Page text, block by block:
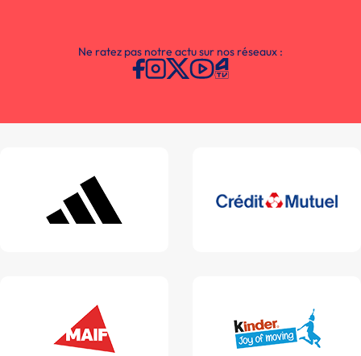
Ne ratez pas notre actu sur nos réseaux :